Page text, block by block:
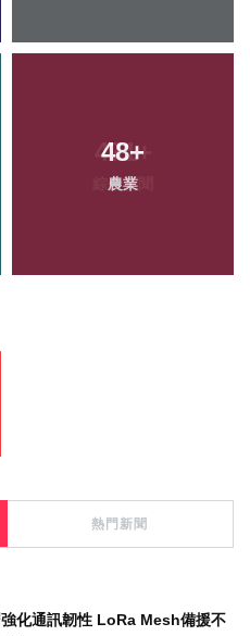
48+
農業
熱門新聞
化通訊韌性 LoRa Mesh備援不